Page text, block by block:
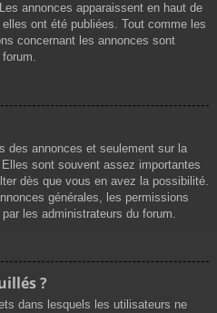
annonces apparaissent en haut de
ont été publiées. Tout comme les
concernant les annonces sont
des annonces et seulement sur la
sont souvent assez importantes
dès que vous en avez la possibilité.
générales, les permissions
les administrateurs du forum.
?
dans lesquels les utilisateurs ne